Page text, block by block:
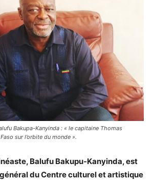
Bakupa-Kanyinda : « le capitaine Thomas
sur l’orbite du monde ».
Balufu Bakupu-Kanyinda, est
du Centre culturel et artistique